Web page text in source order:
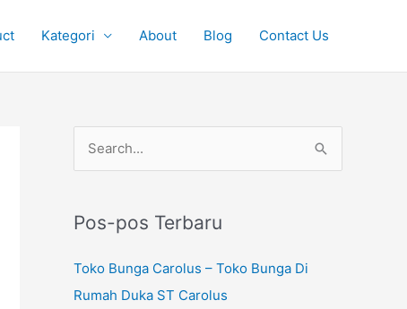
Kategori About Blog Contact Us
i
u
n
Pos-pos Terbaru
Toko Bunga Carolus – Toko Bunga Di
Rumah Duka ST Carolus
c
r
i